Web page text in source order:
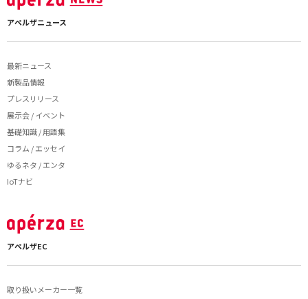
アペルザニュース
最新ニュース
新製品情報
プレスリリース
展示会 / イベント
基礎知識 / 用語集
コラム / エッセイ
ゆるネタ / エンタ
IoTナビ
アペルザEC
取り扱いメーカー一覧